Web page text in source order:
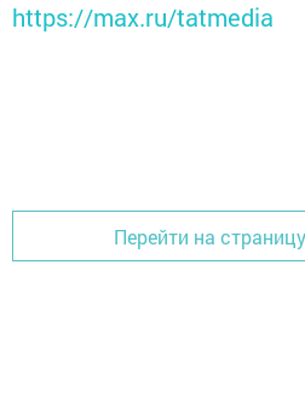
https://max.ru/tatmedia
Перейти на